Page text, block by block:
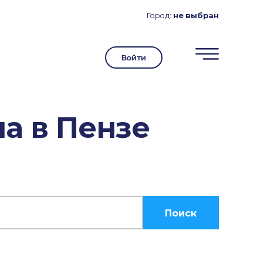
Город: не выбран
Войти
в Пензе
Поиск